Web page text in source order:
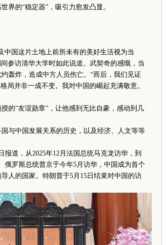
界的“稳定器”，吸引力愈发凸显。
国这片土地上前所未有的美好生活视为当
参访清华大学时如此说道。武契奇的感慨，当
轰炸，造成中方人员伤亡。“而后，我们见证
局并非一成不变。我对中国的崛起充满敬意。
“友谊勋章”，让他感到无比自豪，感动到几
中国发展关系的历史，以及经济、人文等等
道，从2025年12月法国总统马克龙访华，到
俄罗斯总统普京于今年5月访华，中国成为首个
人的国家。特朗普于5月15日结束对中国的访